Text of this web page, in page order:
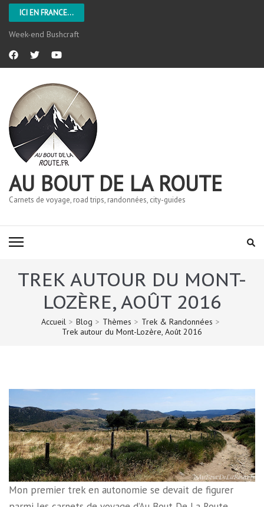
ICI EN FRANCE...
L’Aveyron
AU BOUT DE LA ROUTE
Carnets de voyage, road trips, randonnées, city-guides
TREK AUTOUR DU MONT-
LOZÈRE, AOÛT 2016
Accueil > Blog > Thèmes > Trek & Randonnées >
Trek autour du Mont-Lozère, Août 2016
Mon premier trek en autonomie se devait de figurer